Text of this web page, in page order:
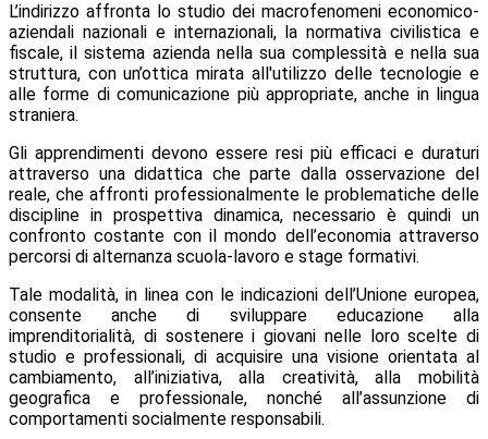
L’indirizzo affronta lo studio dei macrofenomeni economico-
aziendali nazionali e internazionali, la normativa civilistica e
fiscale, il sistema azienda nella sua complessità e nella sua
struttura, con un’ottica mirata all'utilizzo delle tecnologie e
alle forme di comunicazione più appropriate, anche in lingua
straniera.
Gli apprendimenti devono essere resi più efficaci e duraturi
attraverso una didattica che parte dalla osservazione del
reale, che affronti professionalmente le problematiche delle
discipline in prospettiva dinamica, necessario è quindi un
confronto costante con il mondo dell’economia attraverso
percorsi di alternanza scuola-lavoro e stage formativi.
Tale modalità, in linea con le indicazioni dell’Unione europea,
consente anche di sviluppare educazione alla
imprenditorialità, di sostenere i giovani nelle loro scelte di
studio e professionali, di acquisire una visione orientata al
cambiamento, all’iniziativa, alla creatività, alla mobilità
geografica e professionale, nonché all’assunzione di
comportamenti socialmente responsabili.